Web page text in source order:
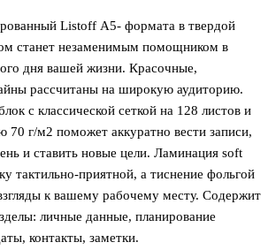
Listoff А5- формата в твердой
станет незаменимым помощником в
дня вашей жизни. Красочные,
рассчитаны на широкую аудиторию.
с классической сеткой на 128 листов и
70 г/м2 поможет аккуратно вести записи,
и ставить новые цели. Ламинация soft
тактильно-приятной, а тиснение фольгой
к вашему рабочему месту. Содержит
личные данные, планирование
контакты, заметки.